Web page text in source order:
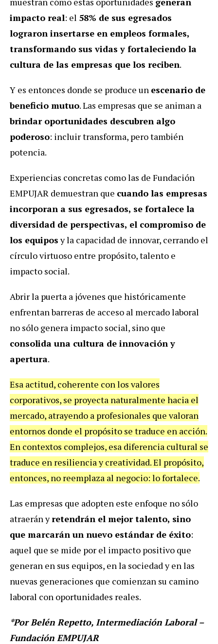
impacto real: el 58% de sus egresados
lograron insertarse en empleos formales,
transformando sus vidas y fortaleciendo la
cultura de las empresas que los reciben.
Y es entonces donde se produce un escenario de
beneficio mutuo. Las empresas que se animan a
brindar oportunidades descubren algo
poderoso: incluir transforma, pero también
potencia.
Experiencias concretas como las de Fundación
EMPUJAR demuestran que cuando las empresas
incorporan a sus egresados, se fortalece la
diversidad de perspectivas, el compromiso de
los equiposy la capacidad de innovar, cerrando el
círculo virtuoso entre propósito, talento e
impacto social.
Abrir la puerta a jóvenes que históricamente
enfrentan barreras de acceso al mercado laboral
no sólo genera impacto social, sino que
consolida una cultura de innovación y
apertura.
Esa actitud, coherente con los valores
corporativos, se proyecta naturalmente hacia el
mercado, atrayendo a profesionales que valoran
entornos donde el propósito se traduce en acción.
En contextos complejos, esa diferencia cultural se
traduce en resiliencia y creatividad. El propósito,
entonces, no reemplaza al negocio: lo fortalece.
Las empresas que adopten este enfoque no sólo
atraerán yretendrán el mejor talento, sino
que marcarán un nuevo estándar de éxito:
aquel que se mide por el impacto positivo que
generan en sus equipos, en la sociedad y en las
nuevas generaciones que comienzan su camino
laboral con oportunidades reales.
*Por Belén Repetto, Intermediación Laboral –
Fundación EMPUJAR